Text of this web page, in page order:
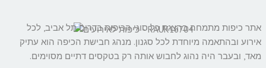
אתר כיפות מתמחה בהצגת כל סוגי הכיפות בדרום תל אביב, לכל
אירוע ובהתאמה מיוחדת לכל סגנון. מנהג חבישת הכיפה הוא עתיק
מאד, ובעבר היה נהוג לחבוש אותה רק בטקסים דתיים מסוימים.